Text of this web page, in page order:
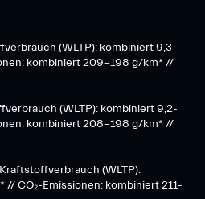
(WLTP): kombiniert 9,3-
kombiniert 209-198 g/km* ​//
(WLTP): kombiniert 9,2-
kombiniert 208-198 g/km* //
(WLTP):
CO₂-Emissionen: kombiniert 211-